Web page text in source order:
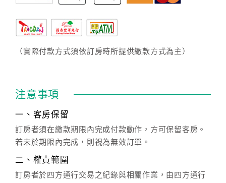
（實際付款方式須依訂房時所提供繳款方式為主）
注意事項
一、客房保留
訂房者須在繳款期限內完成付款動作，方可保留客房。
若未於期限內完成，則視為無效訂單。
二、權責範圍
訂房者於四方通行交易之紀錄與相關作業，由四方通行